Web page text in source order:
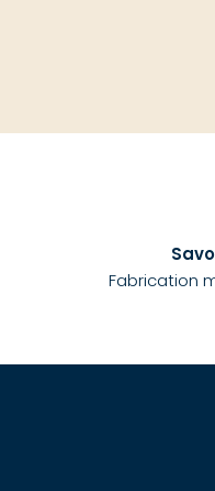
Fabrication